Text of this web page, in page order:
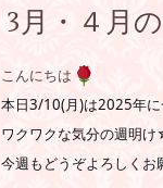
3月・４月
こんにちは
本日3/10(月)は2025年に
ワクワクな気分の週明
今週もどうぞよろしくお